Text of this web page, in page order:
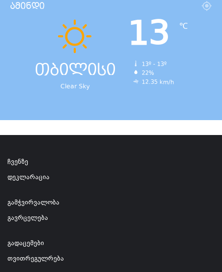
ამინდი
თბილისი
Clear Sky
13 ℃
13º - 13º
22%
12.35 km/h
ჩვენზე
დეკლარაცია
გამჭვირვალობა
გავრცელება
გადაცემები
თვითრეგულრება